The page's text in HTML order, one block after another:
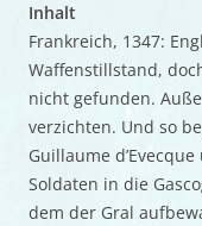
Inhalt
Frankreich, 1347:
Waffenstillstand,
nicht gefunden.
verzichten. Und so
Guillaume
Soldaten in die
dem der Gral